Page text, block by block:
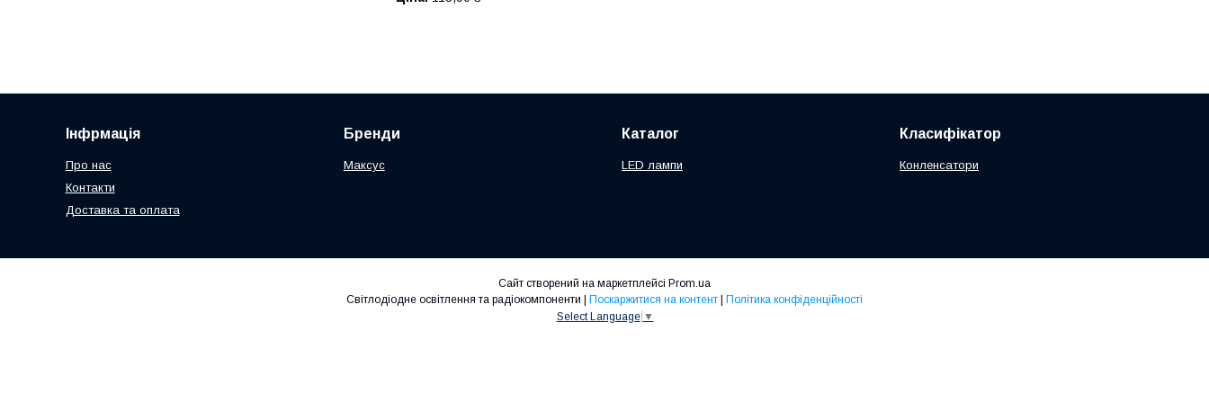
Інфрмація
Про нас
Контакти
Доставка та оплата
Бренди
Максус
Каталог
LED лампи
Класифікатор
Конленсатори
Сайт створений на маркетплейсі Prom.ua
Світлодіодне освітлення та радіокомпоненти | Поскаржитися на контент | Політика конфіденційності
Select Language ▼